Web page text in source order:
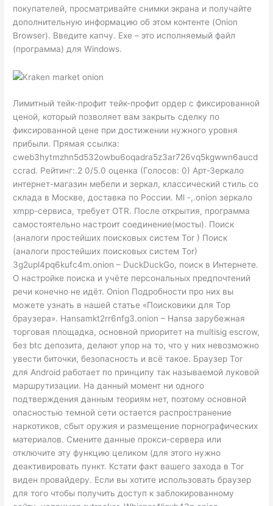
покупателей, просматривайте снимки экрана и получайте
дополнительную информацию об этом контенте (Onion
Browser). Введите капчу. Exe – это исполняемый файл
(программа) для Windows.
Лимитный тейк-профит тейк-профит ордер с фиксированной
ценой, который позволяет вам закрыть сделку по
фиксированной цене при достижении нужного уровня
прибыли. Прямая ссылка:
cweb3hytmzhn5d532owbu6oqadra5z3ar726vq5kgwwn6aucd
ccrad. Рейтинг:.2 0/5.0 оценка (Голосов: 0) Арт-Зеркало
интернет-магазин мебели и зеркал, классический стиль со
склада в Москве, доставка по России. Ml -,.onion зеркало
xmpp-сервиса, требует OTR. После открытия, программа
самостоятельно настроит соединение(мосты). Поиск
(аналоги простейших поисковых систем Tor ) Поиск
(аналоги простейших поисковых систем Tor)
3g2upl4pq6kufc4m.onion – DuckDuckGo, поиск в Интернете.
О настройке поиска и учёте персональных предпочтений
речи конечно не идёт. Onion Подробности про них вы
можете узнать в нашей статье «Поисковики для Тор
браузера». Hansamkt2rr6nfg3.onion – Hansa зарубежная
торговая площадка, основной приоритет на multisig escrow,
без btc депозита, делают упор на то, что у них невозможно
увести биточки, безопасность и всё такое. Браузер Tor
для Android работает по принципу так называемой луковой
маршрутизации. На данный момент ни одного
подтверждения данным теориям нет, поэтому основной
опасностью темной сети остается распространение
наркотиков, сбыт оружия и размещение порнографических
материалов. Смените данные прокси-сервера или
отключите эту функцию целиком (для этого нужно
деактивировать пункт. Кстати факт вашего захода в Tor
виден провайдеру. Если вы хотите использовать браузер
для того чтобы получить доступ к заблокированному